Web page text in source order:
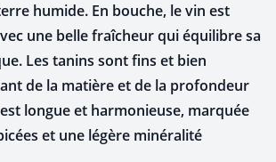
humide. En bouche, le vin est
une belle fraîcheur qui équilibre sa
Les tanins sont fins et bien
de la matière et de la profondeur
longue et harmonieuse, marquée
et une légère minéralité